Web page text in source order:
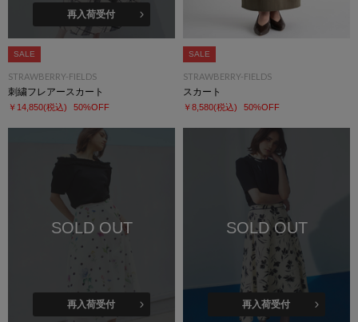
再入荷受付
SALE
STRAWBERRY-FIELDS
刺繍フレアースカート
￥14,850(税込) 50%OFF
SALE
STRAWBERRY-FIELDS
スカート
￥8,580(税込) 50%OFF
SOLD OUT
再入荷受付
SOLD OUT
再入荷受付